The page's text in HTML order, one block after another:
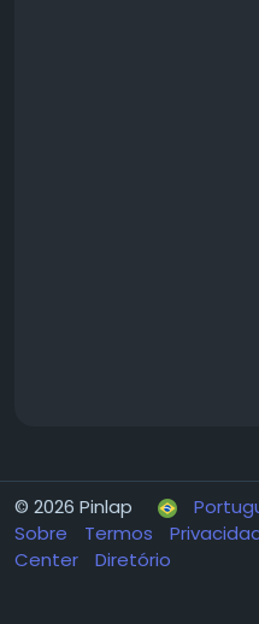
© 2026 Pinlap
Sobre
Termos
Center
Diretório